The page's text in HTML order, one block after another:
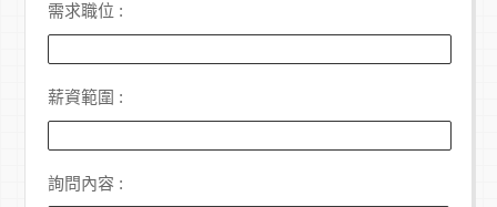
需求職位 :
薪資範圍 :
詢問內容 :